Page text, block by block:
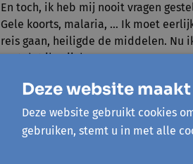
En toch, ik heb mij nooit vragen
Gele koorts, malaria, … Ik moet
reis gaan, heiligde de middelen. Nu
vast dat ik mij daar meer zorgen
En toch, traag is voor mij niet altijd
babbelen, tijd nemen om naar
En evengoed is SNELHEID een
Deze website
Deze website gebruikt cookies
gebruiken, stemt u in met alle